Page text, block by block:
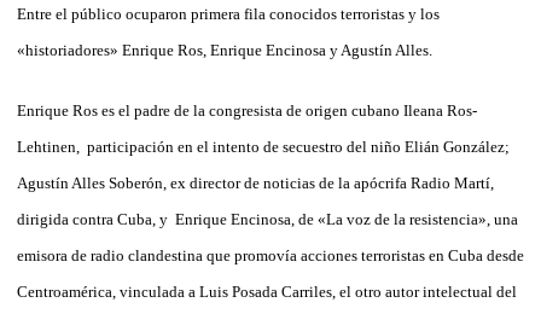
Entre el público ocuparon primera fila conocidos terroristas y los
«historiadores» Enrique Ros, Enrique Encinosa y Agustín Alles.
Enrique Ros es el padre de la congresista de origen cubano Ileana Ros-
Lehtinen, participación en el intento de secuestro del niño Elián González;
Agustín Alles Soberón, ex director de noticias de la apócrifa Radio Martí,
dirigida contra Cuba, y Enrique Encinosa, de «La voz de la resistencia», una
emisora de radio clandestina que promovía acciones terroristas en Cuba desde
Centroamérica, vinculada a Luis Posada Carriles, el otro autor intelectual del